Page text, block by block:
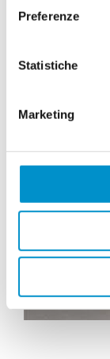
Preferenze
Statistiche
Marketing